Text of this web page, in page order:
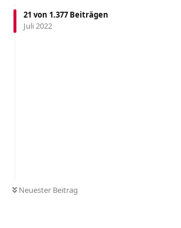
21 von 1.377 Beiträgen
Juli 2022
Neuester Beitrag